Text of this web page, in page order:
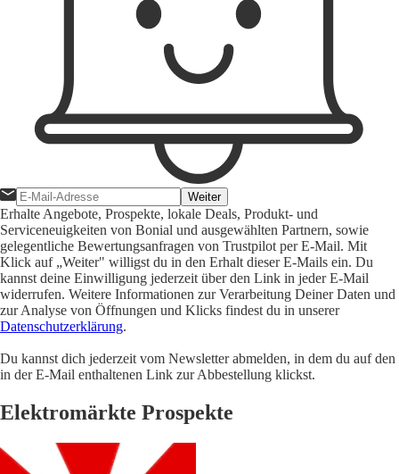
Weiter
Erhalte Angebote, Prospekte, lokale Deals, Produkt- und
Serviceneuigkeiten von Bonial und ausgewählten Partnern, sowie
gelegentliche Bewertungsanfragen von Trustpilot per E-Mail. Mit
Klick auf „Weiter" willigst du in den Erhalt dieser E-Mails ein. Du
kannst deine Einwilligung jederzeit über den Link in jeder E-Mail
widerrufen. Weitere Informationen zur Verarbeitung Deiner Daten und
zur Analyse von Öffnungen und Klicks findest du in unserer
Datenschutzerklärung.
Du kannst dich jederzeit vom Newsletter abmelden, in dem du auf den
in der E-Mail enthaltenen Link zur Abbestellung klickst.
Elektromärkte Prospekte